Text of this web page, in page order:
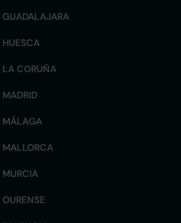
GUADALAJARA
HUESCA
LA CORUÑA
MADRID
MÁLAGA
MALLORCA
MURCIA
OURENSE